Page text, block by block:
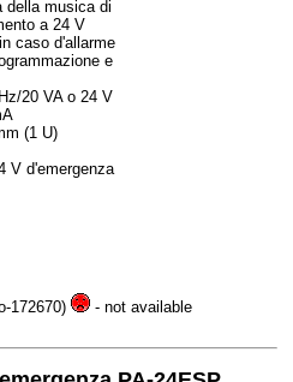
della musica di
a 24 V
caso d'allarme
e
20 VA o 24 V
(1 U)
V d'emergenza
172670) - not available